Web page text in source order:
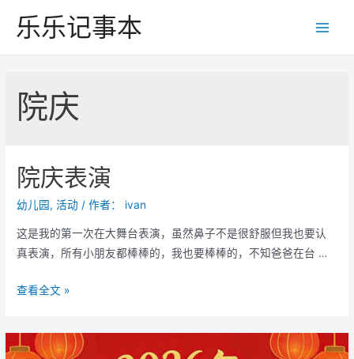
乐乐记事本
院庆
院庆表演
幼儿园,活动 / 作者： ivan
这是我的第一次在大舞台表演，虽然鼻子不是很舒服但我也要认
真表演，所有小朋友都棒棒的，我也要棒棒的，不知爸爸在台 …
院
演
查看全文 »